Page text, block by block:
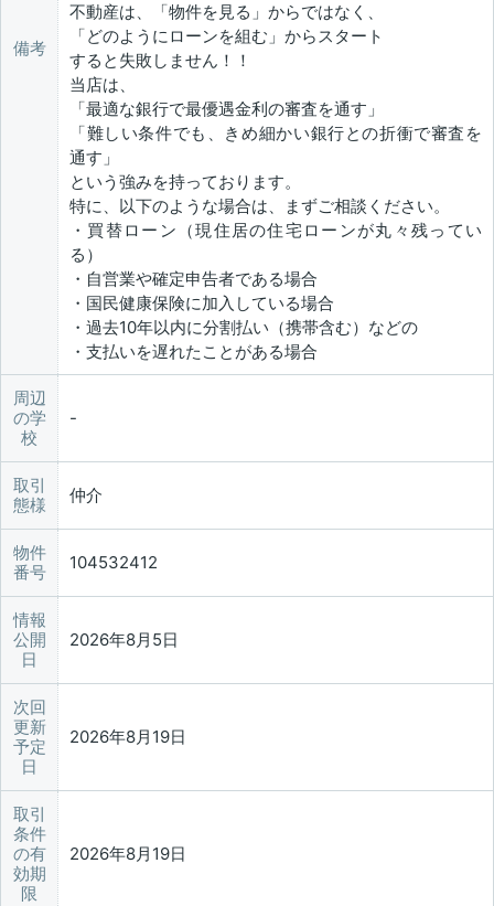
備考
不動産は、「物件を見る」からではなく、
「どのようにローンを組む」からスタート
すると失敗しません！！
当店は、
「最適な銀行で最優遇金利の審査を通す」
「難しい条件でも、きめ細かい銀行との折衝で審査を
通す」
という強みを持っております。
特に、以下のような場合は、まずご相談ください。
・買替ローン（現住居の住宅ローンが丸々残ってい
る）
・自営業や確定申告者である場合
・国民健康保険に加入している場合
・過去10年以内に分割払い（携帯含む）などの
・支払いを遅れたことがある場合
周辺
の学
校
取引
態様
仲介
物件
番号
104532412
情報
公開
日
2026年8月5日
次回
更新
予定
日
2026年8月19日
取引
条件
の有
効期
限
2026年8月19日